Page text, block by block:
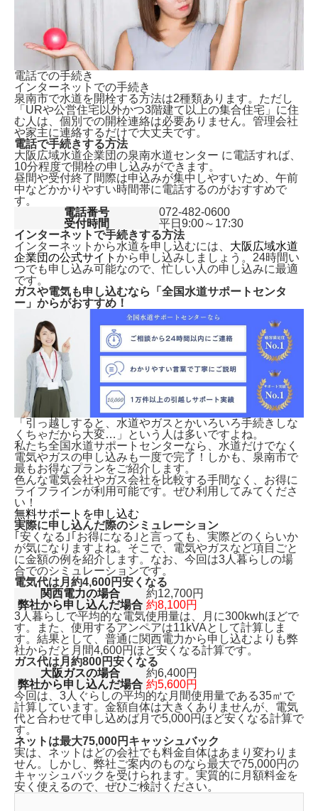
電話での手続き
インターネットでの手続き
泉南市で水道を開栓する方法は2種類あります。ただし
「URや公営住宅以外かつ3階建て以上の集合住宅」に住
む人は、個別での開栓連絡は必要ありません。管理会社
や家主に連絡するだけで大丈夫です。
電話で手続きする方法
大阪広域水道企業団の泉南水道センター に電話すれば、
10分程度で開栓の申し込みができます。
昼間や受付終了間際は申込みが集中しやすいため、午前
中などかかりやすい時間帯に電話するのがおすすめで
す。
電話番号
072-482-0600
受付時間
平日9:00～17:30
インターネットで手続きする方法
インターネットから水道を申し込むには、 大阪広域水道
企業団の公式サイト から申し込みしましょう。24時間い
つでも申し込み可能なので、忙しい人の申し込みに最適
です。
ガスや電気も申し込むなら「全国水道サポートセンタ
ー」からがおすすめ！
「引っ越しすると、水道やガスとかいろいろ手続きしな
くちゃだから大変…」という人は多いですよね。
私たち全国水道サポートセンターなら、水道だけでなく
電気やガスの申し込みも一度で完了！しかも、 泉南市で
最もお得なプランをご紹介します。
色んな電気会社やガス会社を比較する手間なく、お得に
ライフラインが利用可能です。ぜひ利用してみてくださ
い！
無料サポートを申し込む
実際に申し込んだ際のシミュレーション
｢安くなる｣｢お得になる｣と言っても、実際どのくらいか
が気になりますよね。そこで、電気やガスなど項目ごと
に金額の例を紹介します。なお、今回は3人暮らしの場
合でのシミュレーションです。
電気代は月約4,600円安くなる
関西電力の場合
約12,700円
弊社から申し込んだ場合 約8,100円
3人暮らしで平均的な電気使用量は、月に300kwhほどで
す。また、使用するアンペアは11kVAとして計算しま
す。結果として、普通に関西電力から申し込むよりも弊
社からだと月間4,600円ほど安くなる計算です。
ガス代は月約800円安くなる
大阪ガスの場合
約6,400円
弊社から申し込んだ場合 約5,600円
今回は、3人ぐらしの平均的な月間使用量である35㎥で
計算しています。金額自体は大きくありませんが、 電気
代と合わせて申し込めば月で5,000円ほど安くなる計算で
す。
ネットは最大75,000円キャッシュバック
実は、ネットはどの会社でも料金自体はあまり変わりま
せん。しかし、弊社ご案内のものなら最大で75,000円の
キャッシュバックを受けられます。 実質的に月額料金を
安く使えるので、ぜひご検討ください。